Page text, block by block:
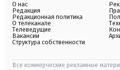
О нас
Редакция
Редакционная политика
О телеканале
Телеведущие
Вакансии
Структура собственности
Все коммерческие рекламные